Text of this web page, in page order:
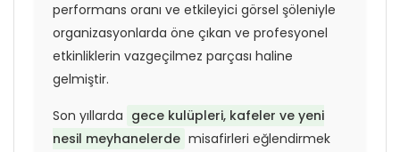
performans oranı ve etkileyici görsel şöleniyle
organizasyonlarda öne çıkan ve profesyonel
etkinliklerin vazgeçilmez parçası haline
gelmiştir.
Son yıllarda gece kulüpleri, kafeler ve yeni
nesil meyhanelerde misafirleri eğlendirmek